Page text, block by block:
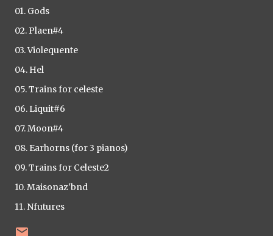
01. Gods
02. Plaen#4
03. Violequente
04. Hel
05. Trains for celeste
06. Liquit#6
07. Moon#4
08. Earhorns (for 3 pianos)
09. Trains for Celeste2
10. Maisonaz'bnd
11. Nfutures